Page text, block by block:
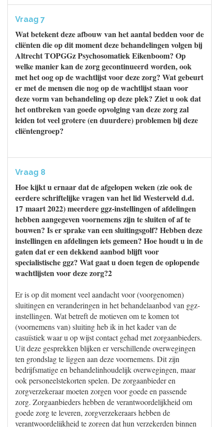
Vraag 7
Wat betekent deze afbouw van het aantal bedden voor de
cliënten die op dit moment deze behandelingen volgen bij
Altrecht TOPGGz Psychosomatiek Eikenboom? Op
welke manier kan de zorg gecontinueerd worden, ook
met het oog op de wachtlijst voor deze zorg? Wat gebeurt
er met de mensen die nog op de wachtlijst staan voor
deze vorm van behandeling op deze plek? Ziet u ook dat
het ontbreken van goede opvolging van deze zorg zal
leiden tot veel grotere (en duurdere) problemen bij deze
cliëntengroep?
Vraag 8
Hoe kijkt u ernaar dat de afgelopen weken (zie ook de
eerdere schriftelijke vragen van het lid Westerveld d.d.
17 maart 2022) meerdere ggz-instellingen of afdelingen
hebben aangegeven voornemens zijn te sluiten of af te
bouwen? Is er sprake van een sluitingsgolf? Hebben deze
instellingen en afdelingen iets gemeen? Hoe houdt u in de
gaten dat er een dekkend aanbod blijft voor
specialistische ggz? Wat gaat u doen tegen de oplopende
wachtlijsten voor deze zorg?2
Er is op dit moment veel aandacht voor (voorgenomen)
sluitingen en veranderingen in het behandelaanbod van ggz-
instellingen. Wat betreft de motieven om te komen tot
(voornemens van) sluiting heb ik in het kader van de
casuïstiek waar u op wijst contact gehad met zorgaanbieders.
Uit deze gesprekken blijken er verschillende overwegingen
ten grondslag te liggen aan deze voornemens. Dit zijn
bedrijfsmatige en behandelinhoudelijk overwegingen, maar
ook personeelstekorten spelen. De zorgaanbieder en
zorgverzekeraar moeten zorgen voor goede en passende
zorg. Zorgaanbieders hebben de verantwoordelijkheid om
goede zorg te leveren, zorgverzekeraars hebben de
verantwoordelijkheid te zorgen dat hun verzekerden binnen